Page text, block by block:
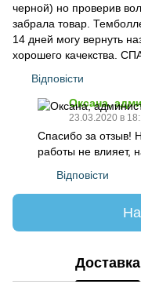
черной) но проверив
забрала товар.
14 дней могу вернуть
хорошего качекства.
Відповісти
Оксана,
23.03.2020 в
Спасибо за отзыв!
работы не влияет,
Відповісти
Доставка